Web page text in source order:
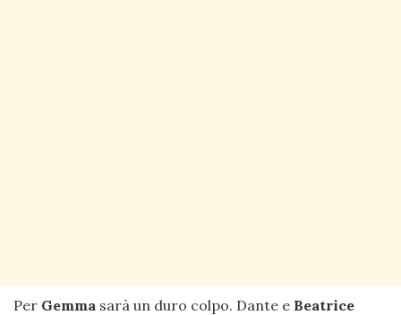
Per Gemma sarà un duro colpo. Dante e Beatrice